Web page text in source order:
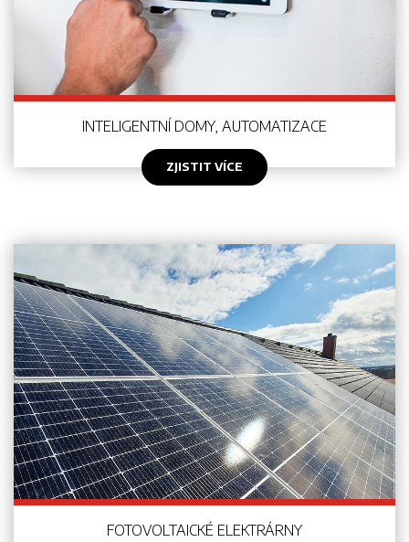
INTELIGENTNÍ DOMY, AUTOMATIZACE
ZJISTIT VÍCE
FOTOVOLTAICKÉ ELEKTRÁRNY